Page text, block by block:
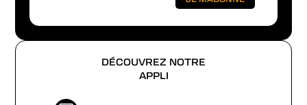
DÉCOUVREZ NOTRE
APPLI